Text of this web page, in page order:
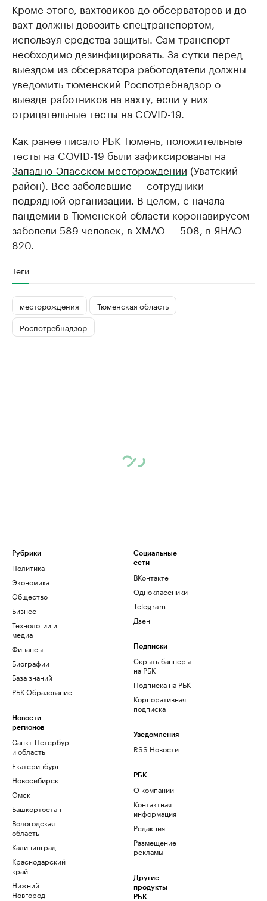
Кроме этого, вахтовиков до обсерваторов и до
вахт должны довозить спецтранспортом,
используя средства защиты. Сам транспорт
необходимо дезинфицировать. За сутки перед
выездом из обсерватора работодатели должны
уведомить тюменский Роспотребнадзор о
выезде работников на вахту, если у них
отрицательные тесты на COVID-19.
Как ранее писало РБК Тюмень, положительные
тесты на COVID-19 были зафиксированы на
Западно-Эпасском месторождении (Уватский
район). Все заболевшие — сотрудники
подрядной организации. В целом, с начала
пандемии в Тюменской области коронавирусом
заболели 589 человек, в ХМАО — 508, в ЯНАО —
820.
Теги
месторождения
Тюменская область
Роспотребнадзор
Рубрики
Политика
Экономика
Общество
Бизнес
Технологии и
медиа
Финансы
Биографии
База знаний
РБК Образование
Новости
регионов
Санкт-Петербург
и область
Екатеринбург
Новосибирск
Омск
Башкортостан
Вологодская
область
Калининград
Краснодарский
край
Нижний
Новгород
Социальные
сети
ВКонтакте
Одноклассники
Telegram
Дзен
Подписки
Скрыть баннеры
на РБК
Подписка на РБК
Корпоративная
подписка
Уведомления
RSS Новости
РБК
О компании
Контактная
информация
Редакция
Размещение
рекламы
Другие
продукты
РБК